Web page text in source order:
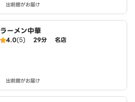
出前館がお届け
ラーメン中華
4.0(5) 29分 名店
出前館がお届け